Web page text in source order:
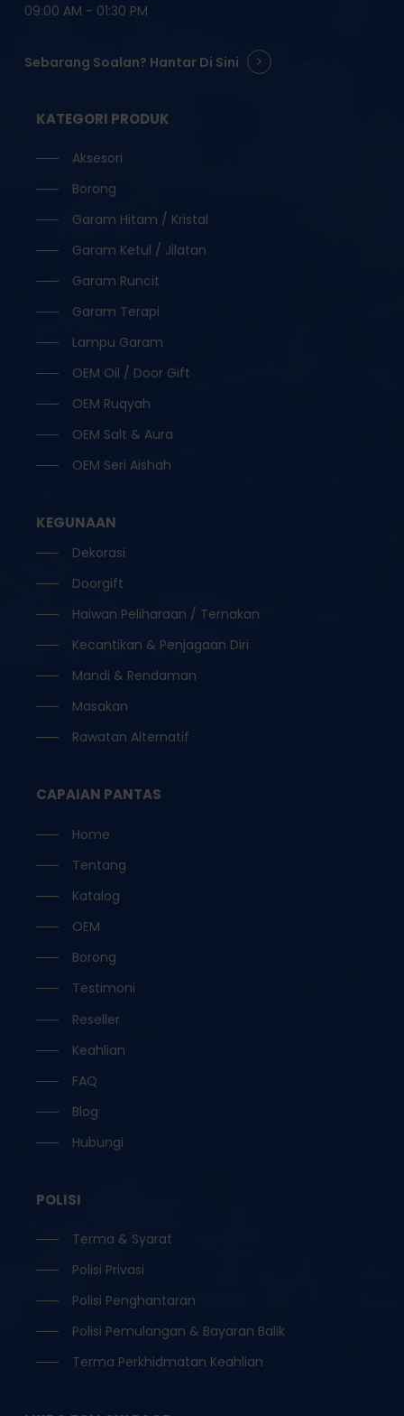
09:00 AM - 01:30 PM
Sebarang Soalan? Hantar Di Sini
KATEGORI PRODUK
Aksesori
Borong
Garam Hitam / Kristal
Garam Ketul / Jilatan
Garam Runcit
Garam Terapi
Lampu Garam
OEM Oil / Door Gift
OEM Ruqyah
OEM Salt & Aura
OEM Seri Aishah
KEGUNAAN
Dekorasi
Doorgift
Haiwan Peliharaan / Ternakan
Kecantikan & Penjagaan Diri
Mandi & Rendaman
Masakan
Rawatan Alternatif
CAPAIAN PANTAS
Home
Tentang
Katalog
OEM
Borong
Testimoni
Reseller
Keahlian
FAQ
Blog
Hubungi
POLISI
Terma & Syarat
Polisi Privasi
Polisi Penghantaran
Polisi Pemulangan & Bayaran Balik
Terma Perkhidmatan Keahlian